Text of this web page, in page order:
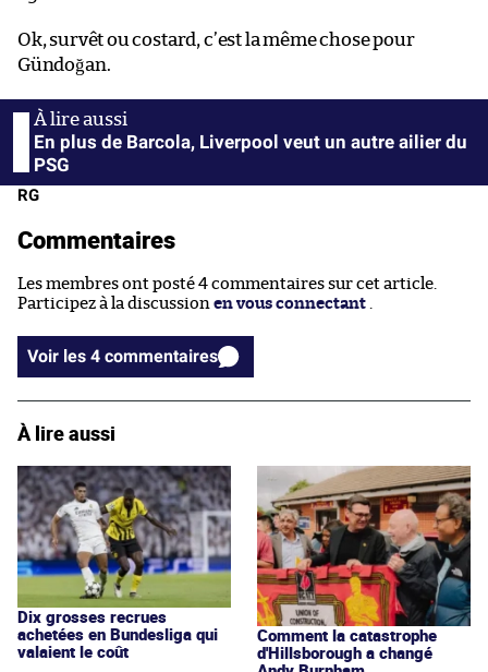
Ok, survêt ou costard, c’est la même chose pour
Gündoğan.
En plus de Barcola, Liverpool veut un autre ailier du
PSG
RG
Commentaires
Les membres ont posté 4 commentaires sur cet article.
Participez à la discussion en vous connectant .
Voir les 4 commentaires
À lire aussi
Dix grosses recrues
achetées en Bundesliga qui
valaient le coût
Comment la catastrophe
d'Hillsborough a changé